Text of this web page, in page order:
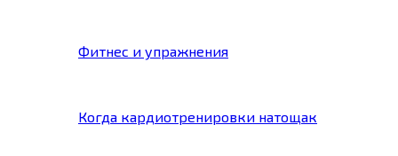
Фитнес и упражнения
Когда кардиотренировки натощак